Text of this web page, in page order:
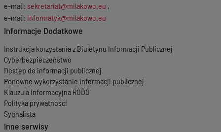
e-mail: sekretariat@milakowo.eu ,
e-mail: informatyk@milakowo.eu
Informacje Dodatkowe
Instrukcja korzystania z Biuletynu Informacji Publicznej
Cyberbezpieczeństwo
Dostęp do informacji publicznej
Ponowne wykorzystanie informacji publicznej
Klauzula informacyjna RODO
Polityka prywatności
Sygnalista
Inne serwisy